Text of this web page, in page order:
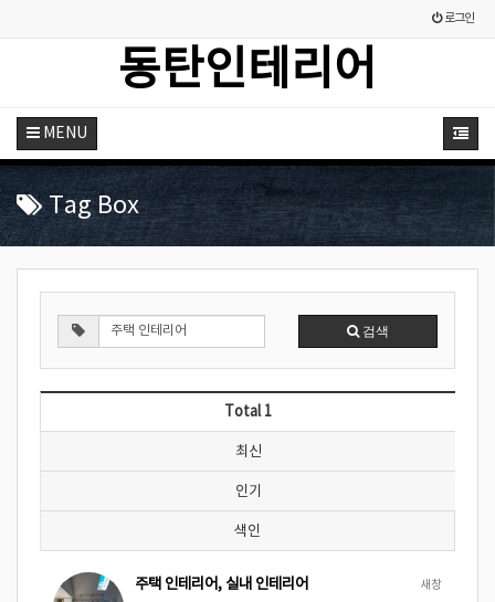
로그인
동탄인테리어
MENU
Tag Box
검색
Total 1
최신
인기
색인
새창
주택 인테리어, 실내 인테리어